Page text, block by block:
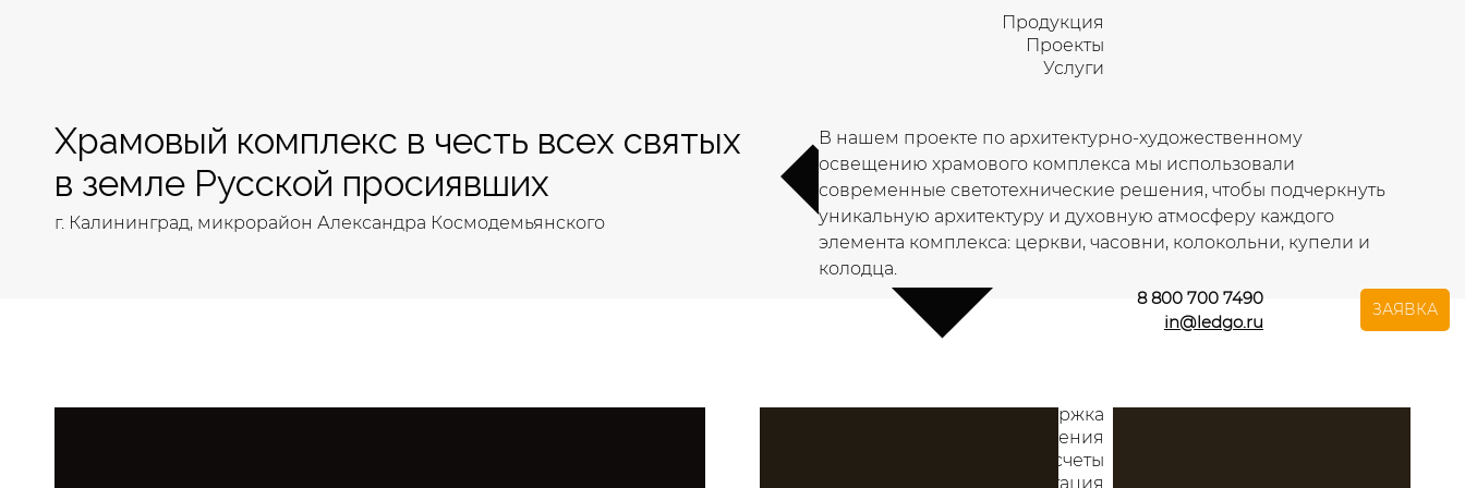
Продукция
Проекты
Услуги
Проектная поддержка
Концепции освещения
Светотехнические расчеты
Проектная документация
8 800 700 7490
in@ledgo.ru
ЗАЯВКА
Храмовый комплекс в честь всех святых
в земле Русской просиявших
г. Калининград, микрорайон Александра Космодемьянского
В нашем проекте по архитектурно-художественному
освещению храмового комплекса мы использовали
современные светотехнические решения, чтобы подчеркнуть
уникальную архитектуру и духовную атмосферу каждого
элемента комплекса: церкви, часовни, колокольни, купели и
колодца.